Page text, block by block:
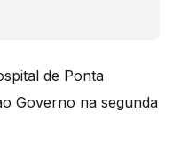
de Ponta
Governo na segunda